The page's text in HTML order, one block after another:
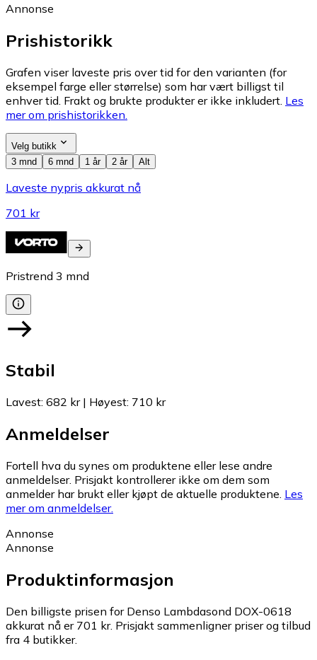
Annonse
Prishistorikk
Grafen viser laveste pris over tid for den varianten (for
eksempel farge eller størrelse) som har vært billigst til
enhver tid. Frakt og brukte produkter er ikke inkludert. Les
mer om prishistorikken.
Velg butikk
3 mnd
6 mnd 1 år 2 år Alt
Laveste nypris akkurat nå
701 kr
Pristrend 3 mnd
Stabil
Lavest: 682 kr| Høyest: 710 kr
Anmeldelser
Fortell hva du synes om produktene eller lese andre
anmeldelser. Prisjakt kontrollerer ikke om dem som
anmelder har brukt eller kjøpt de aktuelle produktene. Les
mer om anmeldelser.
Annonse
Annonse
Produktinformasjon
Den billigste prisen for Denso Lambdasond DOX-0618
akkurat nå er 701 kr. Prisjakt sammenligner priser og tilbud
fra 4 butikker.